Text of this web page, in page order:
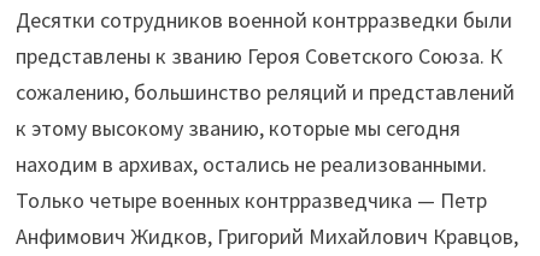
Десятки сотрудников военной контрразведки были
представлены к званию Героя Советского Союза. К
сожалению, большинство реляций и представлений
к этому высокому званию, которые мы сегодня
находим в архивах, остались не реализованными.
Только четыре военных контрразведчика — Петр
Анфимович Жидков, Григорий Михайлович Кравцов,